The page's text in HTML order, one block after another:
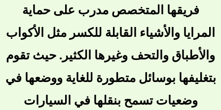
فريقها المتخصص مدرب على حماية
المرايا والأشياء القابلة للكسر مثل الأكواب
والأطباق والتحف وغيرها الكثير. حيث تقوم
بتغليفها بوسائل متطورة للغاية ووضعها في
وضعيات تسمح بنقلها في السيارات